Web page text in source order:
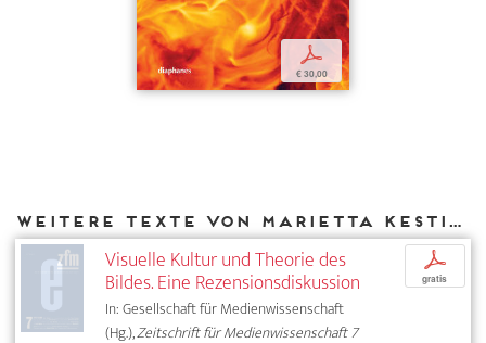
p
€ 30,00
Weitere Texte von Marietta Kesting bei DIAPHANES
Visuelle Kultur und Theorie des
Bildes. Eine Rezensionsdiskussion
In: Gesellschaft für Medienwissenschaft
(Hg.),Zeitschrift für Medienwissenschaft 7
p
gratis